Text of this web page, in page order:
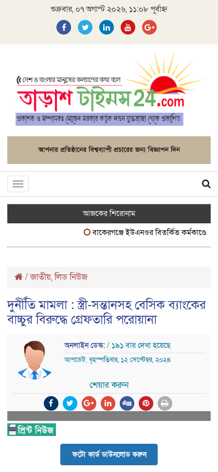
শুক্রবার, ০৭ অগাস্ট ২০২৬, ১১:০৮ পূর্বাহ্ন
Toggle
navigation
আজকের শিরোনাম
বাকেরগঞ্জে ইউএনওর বিতর্কিত কর্মকাণ্ডে
/জাতীয়,লিড নিউজ
দুর্নীতি মামলা : স্ত্রী-সন্তানসহ বেসিক ব্যাংকের
বাচ্চুর বিরুদ্ধে গ্রেফতারি পরোয়ানা
অনলাইন ডেস্ক:/ ১৯১ বার দেখা হয়েছে
আপডেট: বৃহস্পতিবার, ১২ সেপ্টেম্বর, ২০২৪
শেয়ার করুন
ফটো কার্ড ডাউনলোড করুন